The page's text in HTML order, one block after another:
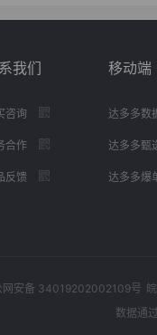
我们
咨询
合作
反馈
移动端
达多多数
达多多甄
达多多爆
网安备 34019202002109号
数据通